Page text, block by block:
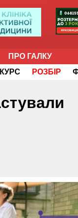
ПРО ГАЛКУ
РОЗБІР